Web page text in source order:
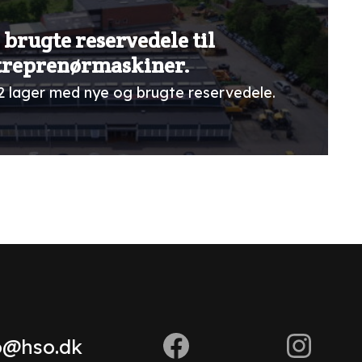
brugte reservedele til
lager med nye og brugte reservedele.